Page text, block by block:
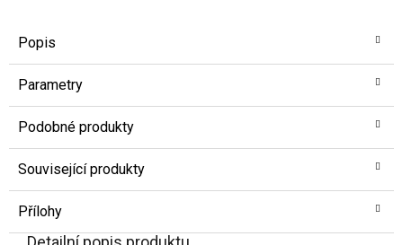
Popis
Parametry
Podobné produkty
Související produkty
Přílohy